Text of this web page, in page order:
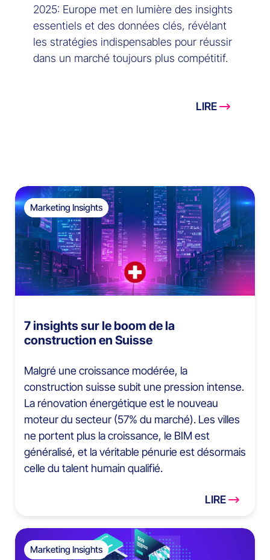
2025: Europe met en lumière des insights
essentiels et des données clés, révélant
les stratégies indispensables pour réussir
dans un marché toujours plus compétitif.
LIRE
Marketing Insights
7 insights sur le boom de la
construction en Suisse
Malgré une croissance modérée, la
construction suisse subit une pression intense.
La rénovation énergétique est le nouveau
moteur du secteur (57% du marché). Les villes
ne portent plus la croissance, le BIM est
généralisé, et la véritable pénurie est désormais
celle du talent humain qualifié.
LIRE
Marketing Insights